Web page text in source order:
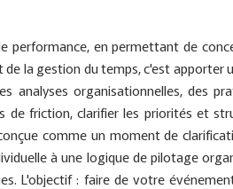
performance, en permettant de
la gestion du temps, c'est apporter
analyses organisationnelles, des
de friction, clarifier les priorités et
comme un moment de
à une logique de pilotage
L'objectif : faire de votre